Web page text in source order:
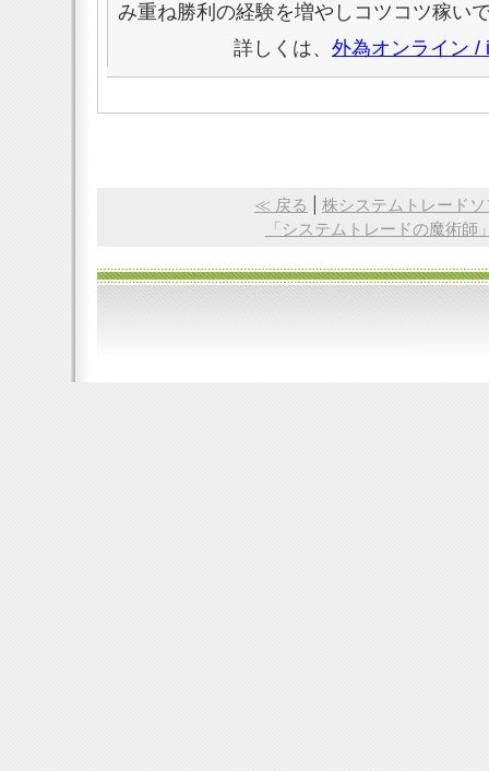
み重ね勝利の経験を増やしコツコツ稼い
詳しくは、 外為オンライン /
≪ 戻る
株システムトレード
「システムトレードの魔術師